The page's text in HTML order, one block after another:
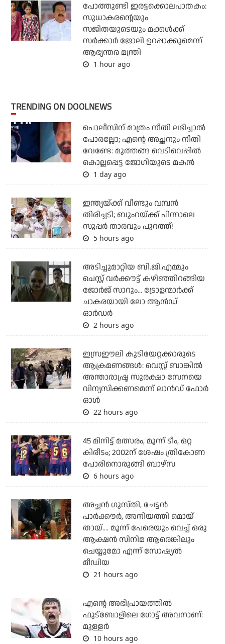
പോത്തുണ്ടി ഇരട്ടക്കൊലപാതകം:
സുധാകരന്റെയും
സജിതയുടെയും മക്കള്‍ക്ക്
സര്‍ക്കാര്‍ ജോലി ഉറപ്പാക്കുമെന്ന്
ആഭ്യന്തര മന്ത്രി
1 hour ago
TRENDING ON DOOLNEWS
പൊലീസിന് മാത്രം നീതി ലഭിച്ചാല്‍
പോരല്ലോ; എന്റെ അച്ഛനും നീതി
വേണ്ടേ: മുത്തങ്ങ വെടിവെപ്പില്‍
കൊല്ലപ്പെട്ട ജോഗിയുടെ മകന്‍
1 day ago
ഇന്ത്യയ്ക്ക് വീണ്ടും വമ്പന്‍
തിരിച്ചടി; ബുംറയ്ക്ക് പിന്നാലെ
സൂപ്പര്‍ താരവും പുറത്ത്!
5 hours ago
അടിച്ചുമാറ്റിയ ബി.ജി.എമ്മും
ചെസ്റ്റ് വര്‍ക്കൗട്ട് കഴിഞ്ഞിറങ്ങിയ
ജോര്‍ജ് സാറും... ട്രോളന്മാര്‍ക്ക്
ചാകരയായി ലോ ആന്‍ഡ്
ഓര്‍ഡര്‍
2 hours ago
ഇസ്രഈലി കുടിയേറ്റക്കാരുടെ
ആക്രമണങ്ങള്‍: വെസ്റ്റ് ബാങ്കില്‍
അന്താരാഷ്ട്ര സുരക്ഷാ സേനയെ
വിന്യസിക്കണമെന്ന് ലാന്‍ഡ് ഫോര്‍
ഓള്‍
22 hours ago
45 മിനിട്ട് മത്സരം, മൂന്ന് ടീം, ഒറ്റ
കിരീടം; 2002ന് ശേഷം ത്രികോണ
പോരിനൊരുങ്ങി ബാഴ്‌സ
6 hours ago
അച്ഛന്‍ ഗുസ്തി, ചേട്ടന്‍
പാര്‍ക്കൗര്‍, അനിയത്തി മൊയ്
തായ്.... മൂന്ന് പേരെയും വെച്ച് ഒരു
ആക്ഷന്‍ സിനിമ ആരെങ്കിലും
ചെയ്യുമോ എന്ന് സോഷ്യല്‍
മീഡിയ
21 hours ago
എന്റെ അഭിപ്രായത്തില്‍
ഫുട്‌ബോളിലെ ഗോട്ട് അവനാണ്:
മുള്ളര്‍
10 hours ago